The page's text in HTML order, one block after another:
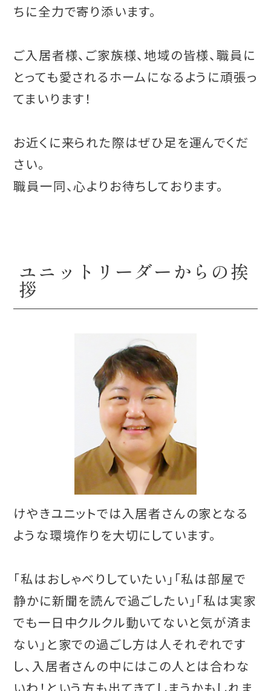
ちに全力で寄り添います。
ご入居者様、ご家族様、地域の皆様、職員に
とっても愛されるホームになるように頑張っ
てまいります！
お近くに来られた際はぜひ足を運んでくだ
さい。
職員一同、心よりお待ちしております。
ユニットリーダーからの挨
拶
けやきユニットでは入居者さんの家となる
ような環境作りを大切にしています。
「私はおしゃべりしていたい」「私は部屋で
静かに新聞を読んで過ごしたい」「私は実家
でも一日中クルクル動いてないと気が済ま
ない」と家での過ごし方は人それぞれです
し、入居者さんの中にはこの人とは合わな